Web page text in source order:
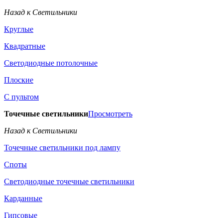
Назад к Светильники
Круглые
Квадратные
Светодиодные потолочные
Плоские
С пультом
Точечные светильникиПросмотреть
Назад к Светильники
Точечные светильники под лампу
Споты
Светодиодные точечные светильники
Карданные
Гипсовые